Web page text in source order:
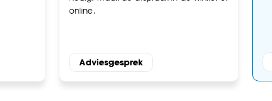
online.
Adviesgesprek